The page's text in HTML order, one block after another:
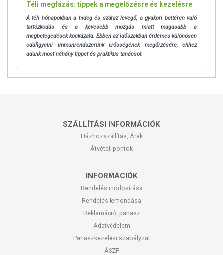
Téli megfázás: tippek a megelőzésre és kezelésre
A téli hónapokban a hideg és száraz levegő, a gyakori beltéren való
tartózkodás és a kevesebb mozgás miatt magasabb a
megbetegedések kockázata. Ebben az időszakban érdemes különösen
odafigyelni immunrendszerünk erősségének megőrzésére, ehhez
adunk most néhány tippet és praktikus tanácsot.
SZÁLLÍTÁSI INFORMÁCIÓK
Házhozszállítás, Árak
Átvételi pontok
INFORMÁCIÓK
Rendelés módosítása
Rendelés lemondása
Reklamáció, panasz
Adatvédelem
Panaszkezelési szabályzat
ÁSZF